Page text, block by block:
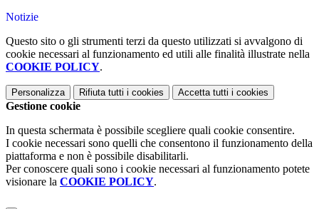
Notizie
Questo sito o gli strumenti terzi da questo utilizzati si avvalgono di
cookie necessari al funzionamento ed utili alle finalità illustrate nella
COOKIE POLICY.
Personalizza Rifiuta tutti i cookies Accetta tutti i cookies
Gestione cookie
In questa schermata è possibile scegliere quali cookie consentire.
I cookie necessari sono quelli che consentono il funzionamento della
piattaforma e non è possibile disabilitarli.
Per conoscere quali sono i cookie necessari al funzionamento potete
visionare la COOKIE POLICY.